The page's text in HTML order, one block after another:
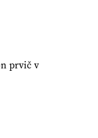
prvič v